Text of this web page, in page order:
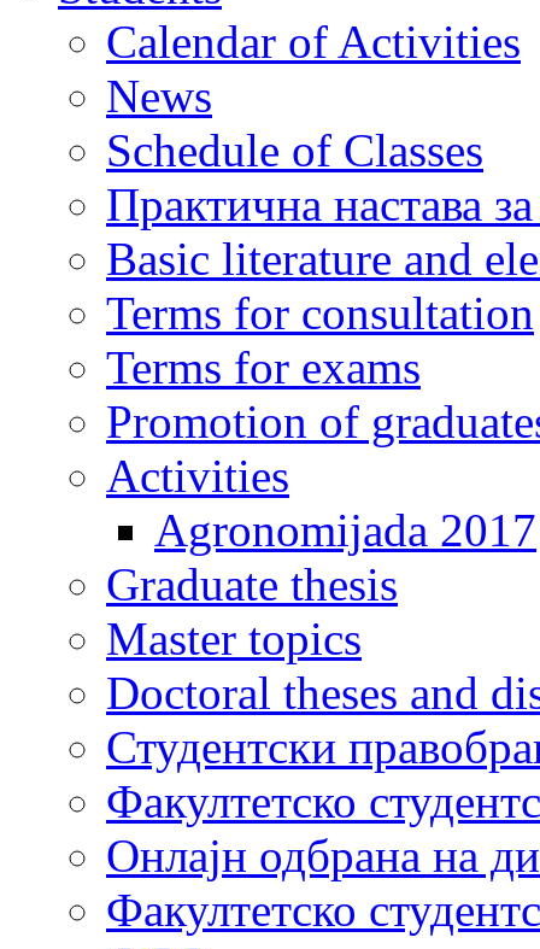
Calendar of Activities
News
Schedule of Classes
Практична настава
Basic literature and
Terms for consultation
Terms for exams
Promotion of
Activities
Agronomijada 2017
Graduate thesis
Master topics
Doctoral theses and
Студентски
Факултетско
Онлајн одбрана на
Факултетско